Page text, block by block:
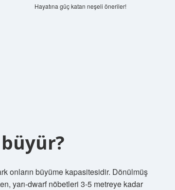
Hayatına güç katan neşeli öneriler!
onların büyüme kapasitesidir. Dönülmüş
yarı-dwarf nöbetleri 3-5 metreye kadar